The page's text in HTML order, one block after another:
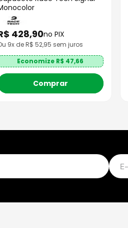
428,90no PIX
9x de R$ 52,95 sem juros
Economize R$ 47,66
Comprar